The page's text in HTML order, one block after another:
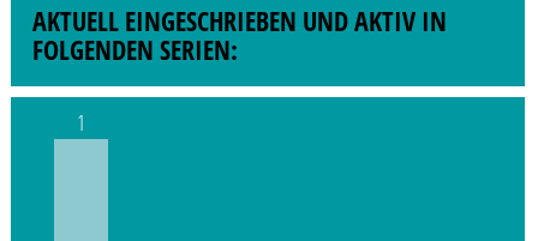
AKTUELL EINGESCHRIEBEN UND AKTIV IN
FOLGENDEN SERIEN:
1